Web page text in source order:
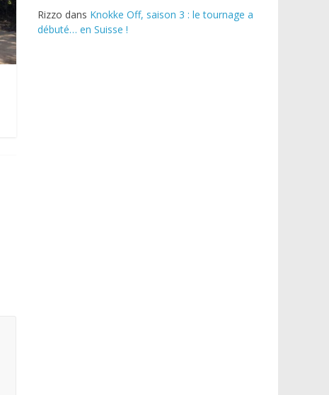
Rizzo dans Knokke Off, saison 3 : le tournage a
débuté… en Suisse !